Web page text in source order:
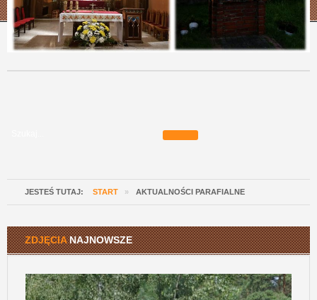
JESTEŚ TUTAJ: START » AKTUALNOŚCI PARAFIALNE
ZDJĘCIANAJNOWSZE